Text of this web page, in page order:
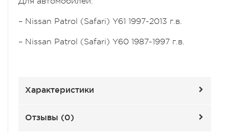
– Nissan Patrol (Safari) Y61 1997-2013 г.в.
– Nissan Patrol (Safari) Y60 1987-1997 г.в.
Характеристики
Отзывы (0)